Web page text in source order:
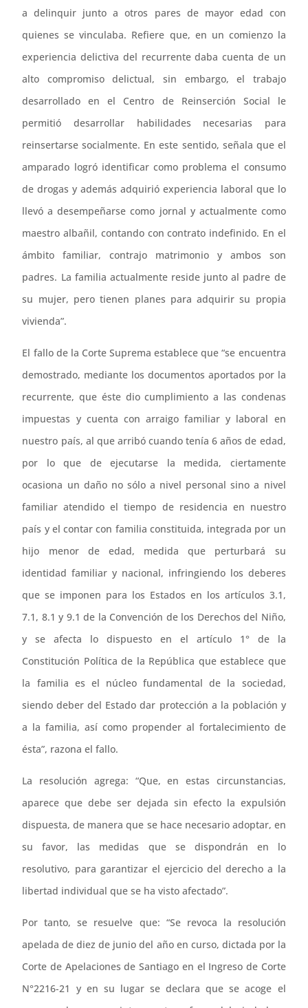
a delinquir junto a otros pares de mayor edad con
quienes se vinculaba. Refiere que, en un comienzo la
experiencia delictiva del recurrente daba cuenta de un
alto compromiso delictual, sin embargo, el trabajo
desarrollado en el Centro de Reinserción Social le
permitió desarrollar habilidades necesarias para
reinsertarse socialmente. En este sentido, señala que el
amparado logró identificar como problema el consumo
de drogas y además adquirió experiencia laboral que lo
llevó a desempeñarse como jornal y actualmente como
maestro albañil, contando con contrato indefinido. En el
ámbito familiar, contrajo matrimonio y ambos son
padres. La familia actualmente reside junto al padre de
su mujer, pero tienen planes para adquirir su propia
vivienda”.
El fallo de la Corte Suprema establece que “se encuentra
demostrado, mediante los documentos aportados por la
recurrente, que éste dio cumplimiento a las condenas
impuestas y cuenta con arraigo familiar y laboral en
nuestro país, al que arribó cuando tenía 6 años de edad,
por lo que de ejecutarse la medida, ciertamente
ocasiona un daño no sólo a nivel personal sino a nivel
familiar atendido el tiempo de residencia en nuestro
país y el contar con familia constituida, integrada por un
hijo menor de edad, medida que perturbará su
identidad familiar y nacional, infringiendo los deberes
que se imponen para los Estados en los artículos 3.1,
7.1, 8.1 y 9.1 de la Convención de los Derechos del Niño,
y se afecta lo dispuesto en el artículo 1° de la
Constitución Política de la República que establece que
la familia es el núcleo fundamental de la sociedad,
siendo deber del Estado dar protección a la población y
a la familia, así como propender al fortalecimiento de
ésta”, razona el fallo.
La resolución agrega: “Que, en estas circunstancias,
aparece que debe ser dejada sin efecto la expulsión
dispuesta, de manera que se hace necesario adoptar, en
su favor, las medidas que se dispondrán en lo
resolutivo, para garantizar el ejercicio del derecho a la
libertad individual que se ha visto afectado”.
Por tanto, se resuelve que: “Se revoca la resolución
apelada de diez de junio del año en curso, dictada por la
Corte de Apelaciones de Santiago en el Ingreso de Corte
N°2216-21 y en su lugar se declara que se acoge el